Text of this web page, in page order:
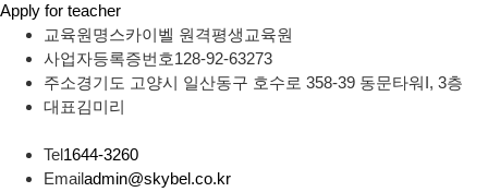
Apply for teacher
교육원명스카이벨 원격평생교육원
사업자등록증번호128-92-63273
주소경기도 고양시 일산동구 호수로 358-39 동문타워I, 3층
대표김미리
Tel 1644-3260
Emailadmin@skybel.co.kr